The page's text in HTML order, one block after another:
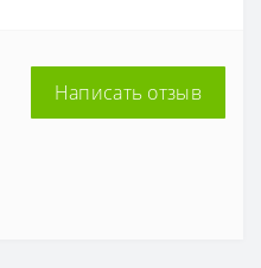
Написать отзыв